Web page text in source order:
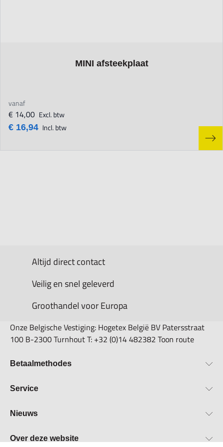
MINI afsteekplaat
The price depends on the options chosen on the product page
vanaf
€ 16,94 Incl. btw
€ 14,00 Excl. btw
Altijd direct contact
Veilig en snel geleverd
Groothandel voor Europa
Onze Belgische Vestiging: Hogetex België BV Patersstraat
100 B-2300 Turnhout T: +32 (0)14 482382 Toon route
Betaalmethodes
Bestellen & Betalen
Contract herroepen
Levertijden
Service
Over Hogetex
FAQ
Nieuws
Beurzen
Over deze website